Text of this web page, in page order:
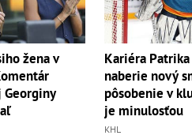
žena v
Georginy
Kariéra Patrika
naberie nový
pôsobenie v
je minulosťou
KHL